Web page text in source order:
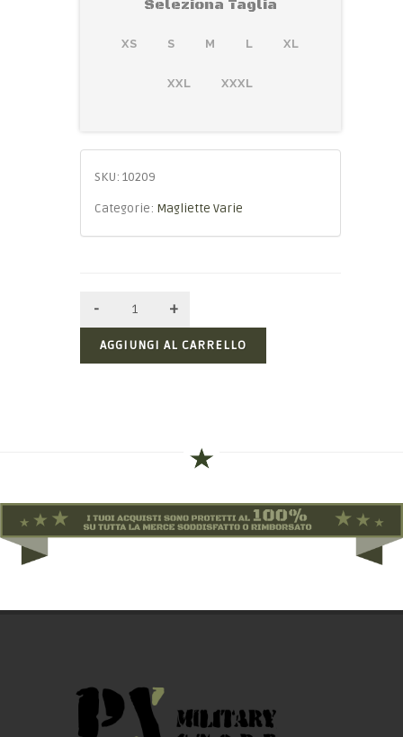
Seleziona Taglia
XS S M L XL
XXL XXXL
SKU: 10209
Categorie: Magliette Varie
AGGIUNGI AL CARRELLO